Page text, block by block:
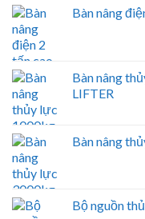
Bàn nâng
Bàn nâng
LIFTER
Bàn nâng
Bộ nguồn